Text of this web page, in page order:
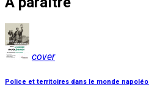
cover
Police et territoires dans le monde